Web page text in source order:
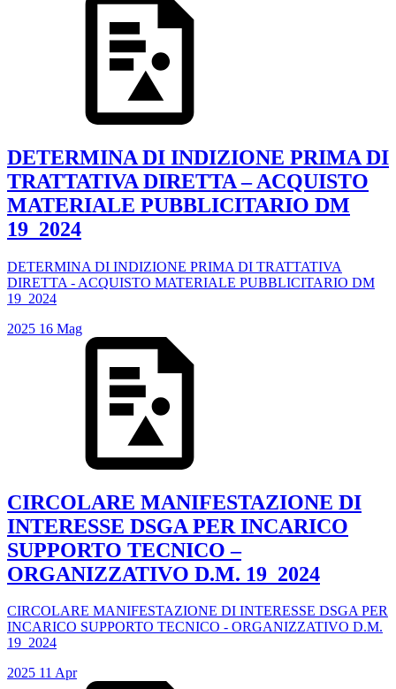
DETERMINA DI INDIZIONE PRIMA DI
TRATTATIVA DIRETTA – ACQUISTO
MATERIALE PUBBLICITARIO DM
19_2024
DETERMINA DI INDIZIONE PRIMA DI TRATTATIVA
DIRETTA - ACQUISTO MATERIALE PUBBLICITARIO DM
19_2024
2025 16 Mag
CIRCOLARE MANIFESTAZIONE DI
INTERESSE DSGA PER INCARICO
SUPPORTO TECNICO –
ORGANIZZATIVO D.M. 19_2024
CIRCOLARE MANIFESTAZIONE DI INTERESSE DSGA PER
INCARICO SUPPORTO TECNICO - ORGANIZZATIVO D.M.
19_2024
2025 11 Apr